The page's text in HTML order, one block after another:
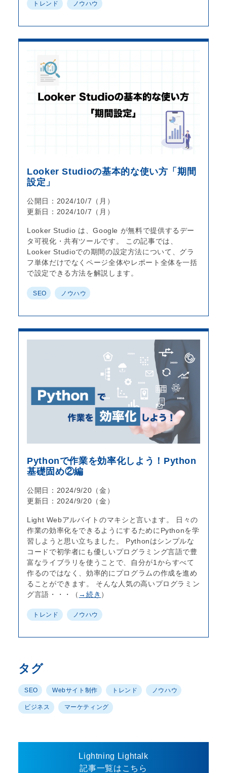
トレンド ノウハウ
Looker Studioの基本的な使い方「期間
設定」
公開日：2024/10/7（月）
更新日：2024/10/7（月）
Looker Studio は、Google が無料で提供するデー
タ可視化・共有ツールです。 この記事では、
Looker Studioでの期間の設定方法について、グラ
フ単体だけでなくページ全体やレポート全体を一括
で設定できる方法を解説します。
SEO ノウハウ
Pythonで作業を効率化しよう！Python
基礎固め②編
公開日：2024/9/20（金）
更新日：2024/9/20（金）
Light Webアルバイトのマキシと言います。 日々の
作業の効率化をできるようにするためにPythonを学
習しようと思い立ちました。 Pythonはシンプルな
コードで初学者にも優しいプログラミング言語で豊
富なライブラリを使うことで、自分が1からすべて
作るのではなく、効率的にプログラムの作成を進め
ることができます。 そんな人気の高いプログラミン
グ言語・・・（ →続き ）
トレンド ノウハウ
タグ
SEO Webサイト制作 トレンド ノウハウ
ビジネス マーケティング
Lightning Lightalk
記事一覧はこちら